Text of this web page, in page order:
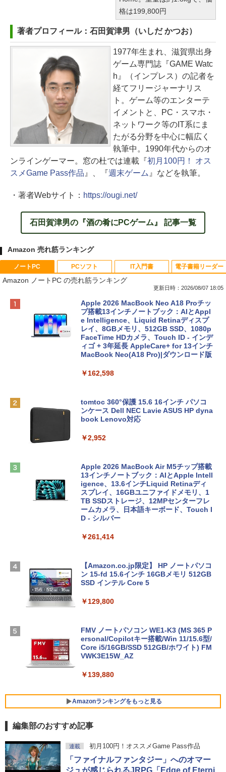
格は199,800円
著者プロフィール：石田賀津男（いしだ かつお）
1977年生まれ、滋賀県出身
ゲーム専門誌『GAME Watc
h』（インプレス）の記者を
経てフリージャーナリス
ト。ゲーム等のエンターテ
イメントと、PC・スマホ・
ネットワーク等のIT系にま
たがる分野を中心に幅広く
執筆中。1990年代からのオ
ンラインゲーマー。窓の杜では連載『初月100円！ オス
スメGame Pass作品 』、『週末ゲーム 』などを執筆。
・著者Webサイト： https://ougi.net/
石田賀津男の『酒の肴にPCゲーム』 記事一覧
Amazon 売れ筋ランキング
ノートPC
Amazon ノートPC の売れ筋ランキング
更新日時：2026/08/07 18:05
Apple 2026 MacBook Neo A18 Proチッ
プ搭載13インチノートブック：AIとAppl
e Intelligence、Liquid Retinaディスプ
レイ、8GBメモリ、512GB SSD、1080p
FaceTime HDカメラ、Touch ID - インデ
ィゴ + 3年延長 AppleCare+ for 13インチ
MacBook Neo(A18 Pro)|ダウンロード版
￥162,598
tomtoc 360°保護 15.6 16インチ パソコ
ンケース Dell NEC Lavie ASUS HP dyna
book Lenovo対応
￥2,952
Apple 2026 MacBook Air M5チップ搭載
13インチノートブック：AIとApple Intell
igence、13.6インチLiquid Retinaディ
スプレイ、16GBユニファイドメモリ、1
TB SSDストレージ、12MPセンターフレ
ームカメラ、日本語キーボード、Touch I
D - シルバー
￥261,414
【Amazon.co.jp限定】 HP ノートパソコ
ン 15-fd 15.6インチ 16GBメモリ 512GB
SSD インテル Core 5
￥129,800
FMV ノートパソコン WE1-K3 (MS 365 P
ersonal/Copilotキー搭載/Win 11/15.6型/
Core i5/16GB/SSD 512GB/ホワイト) FM
VWK3E15W_AZ
￥139,880
Amazonランキングをもっと見る
PCソフト
Robloxギフトカード - 800 Robux 【限
定バーチャルアイテムを含む】 【オンラ
インゲームコード】 ロブロックス | オン
ラインコード版
IT入門書
生成AIパスポート公式テキスト 第４版
￥1,766
電子書籍リーダー
Amazon Kindle Paperwhite (16GB) 7イ
ンチディスプレイ、色調調節ライト、12
週間持続バッテリー、広告なし、ブラッ
ク
編集部のおすすめ記事
連載 初月100円！オススメGame Pass作品
「ファイナルファンタジー」へのオマー